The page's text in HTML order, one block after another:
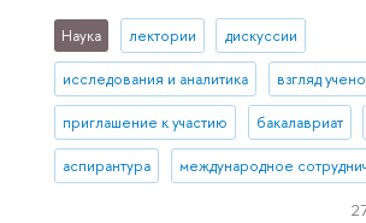
Наука лектории дискуссии
исследования и аналитика взгляд
приглашение к участию бакалавриат
аспирантура международное